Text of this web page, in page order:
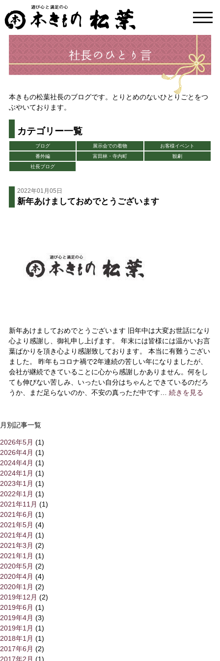
本きもの松葉社長のブログです。とりとめのないひとりごとをつ
ぶやいております。
カテゴリー一覧
ブログ 展示会での着物
お客様イベント
番外編
富田林・寺内町
観劇
社長ブログ
2022年01月05日
新年あけましておめでとうございます
新年あけましておめでとうございます 旧年中は大変お世話になり
心より感謝し、御礼申し上げます。 年末には皆様には温かいお言
葉ばかりを頂き心より感謝致しております。 本当に有難うござい
ました。 昨年もコロナ禍で2年連続の苦しい年になりましたが、
会社が継続できていることに心から感謝しかありません。何をし
ても伸びない苦しみ、いったい自分はちゃんとできているのだろ
うか、まだ足らないのか、不安の真っただ中です… 続きを見る
月別記事一覧
2026年5月 (1)
2026年4月 (1)
2024年4月 (1)
2024年1月 (1)
2023年1月 (1)
2022年1月 (1)
2021年11月 (1)
2021年6月 (1)
2021年5月 (4)
2021年4月 (1)
2021年3月 (2)
2021年1月 (1)
2020年5月 (2)
2020年4月 (4)
2020年1月 (2)
2019年12月 (2)
2019年6月 (1)
2019年4月 (3)
2019年1月 (1)
2018年1月 (1)
2017年6月 (2)
2017年2月 (1)